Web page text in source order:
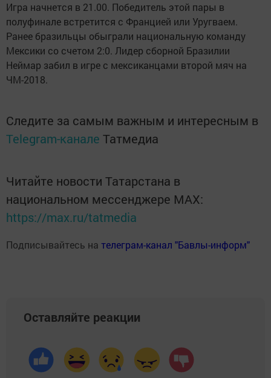
Игра начнется в 21.00. Победитель этой пары в
полуфинале встретится с Францией или Уругваем.
Ранее бразильцы обыграли национальную команду
Мексики со счетом 2:0. Лидер сборной Бразилии
Неймар забил в игре с мексиканцами второй мяч на
ЧМ-2018.
Следите за самым важным и интересным в
Telegram-канале Татмедиа
Читайте новости Татарстана в
национальном мессенджере MАХ:
https://max.ru/tatmedia
Подписывайтесь на телеграм-канал "Бавлы-информ"
Оставляйте реакции